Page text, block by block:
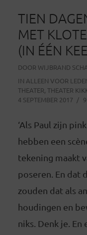
TIEN
MET
(IN ÉÉN
DOOR WIJBRAND
IN ALLEEN VOOR
THEATER, THEATER
4 SEPTEMBER 2017
‘Als Paul zijn
hebben een
tekening maakt
poseren. En dat
zouden dat als
houdingen en
niks. Denk je.